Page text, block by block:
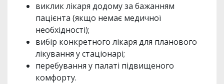
виклик лікаря додому за бажанням
пацієнта (якщо немає медичної
необхідності);
вибір конкретного лікаря для планового
лікування у стаціонарі;
перебування у палаті підвищеного
комфорту.